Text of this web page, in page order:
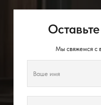
Мы свяжемся с